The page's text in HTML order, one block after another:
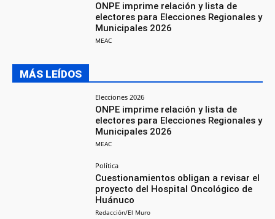
ONPE imprime relación y lista de
electores para Elecciones Regionales y
Municipales 2026
MEAC
MÁS LEÍDOS
Elecciones 2026
ONPE imprime relación y lista de
electores para Elecciones Regionales y
Municipales 2026
MEAC
Política
Cuestionamientos obligan a revisar el
proyecto del Hospital Oncológico de
Huánuco
Redacción/El Muro